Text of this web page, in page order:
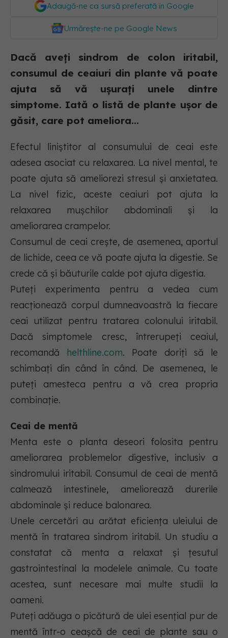
Adaugă-ne ca sursă preferată în Google
Urmărește-ne pe Google News
Dacă aveți sindrom de colon iritabil,
consumul de ceaiuri din plante vă poate
ajuta să vă ușurați unele dintre
simptome. Iată o listă de plante ușor de
găsit, care pot ameliora...
Efectul liniștitor al consumului de ceai este
adesea asociat cu relaxarea. La nivel mental, te
poate ajuta să ameliorezi stresul și anxietatea.
La nivel fizic, aceste ceaiuri pot ajuta la
relaxarea mușchilor abdominali și la
ameliorarea crampelor.
Consumul de ceai crește, de asemenea, aportul
de lichide, ceea ce vă poate ajuta la digestie. Se
crede că și băuturile calde pot ajuta digestia.
Puteți experimenta pentru a vedea cum
reacționează corpul dumneavoastră la fiecare
ceai utilizat pentru tratarea colonului iritabil.
Dacă simptomele cresc, întrerupeți ceaiul,
recomandă helthline.com. Poate doriți să le
schimbați din când în când. De asemenea, le
puteți amesteca pentru a vă crea propria
combinație.
Ceai de mentă
Menta este o planta deseori folosita pentru
ameliorarea problemelor digestive, inclusiv a
sindromului iritabil. Consumul de ceai de mentă
calmează intestinele, ameliorează durerile
abdominale și reduce balonarea.
Unele cercetări au arătat eficiența uleiului de
mentă în tratarea sindrom iritabil. Un studiu a
constatat că menta a relaxat și țesutul
gastrointestinal la modelele animale. Cu toate
acestea, sunt necesare mai multe studii la
oameni.
Puteți adăuga o picătură de ulei esențial pur de
mentă într-o ceașcă de ceai de plante sau o